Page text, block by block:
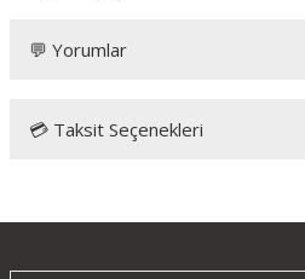
💬 Yorumlar
Bu ürüne ilk yorumu
💳 Taksit Seçenekleri